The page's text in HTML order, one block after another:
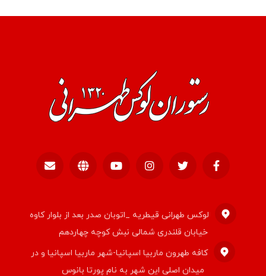
لوکس طهرانی قیطریه _اتوبان صدر بعد از بلوار کاوه
خیابان قلندری شمالی نبش کوچه چهاردهم
کافه طهرون ماربیا اسپانیا-شهر ماربیا اسپانیا و در
میدان اصلی این شهر به نام پورتا بانوس